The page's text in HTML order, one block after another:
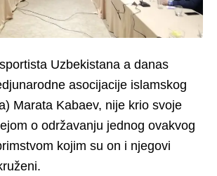
Uzbekistana a danas
asocijacije islamskog
Marata Kabaev, nije krio svoje
o održavanju jednog ovakvog
kojim su on i njegovi